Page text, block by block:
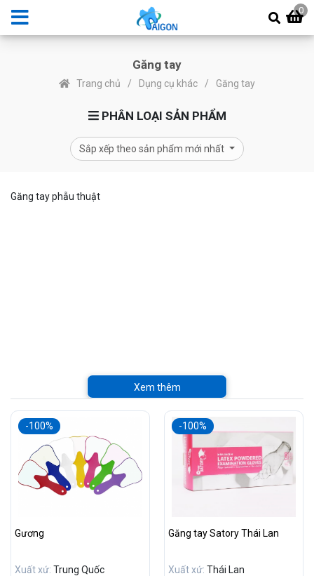
0
Găng tay
Trang chủ Dụng cụ khác Găng tay
PHÂN LOẠI SẢN PHẨM
Sắp xếp theo sản phẩm mới nhất
Găng tay phẫu thuật
Xem thêm
Gương
Xuất xứ: Trung Quốc
-100%
Găng tay Satory Thái Lan
Xuất xứ: Thái Lan
-100%